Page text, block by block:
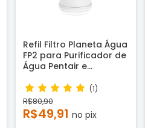
Refil Filtro Planeta Água
FP2 para Purificador de
Água Pentair e
Compatível
(1)
R$80,90
R$49,91 no pix